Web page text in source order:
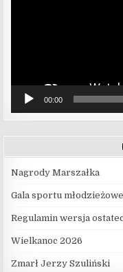
00:00
Nagrody Marszałka
Gala sportu
Regulamin wersja
Wielkanoc 2026
Zmarł Jerzy Szuliński